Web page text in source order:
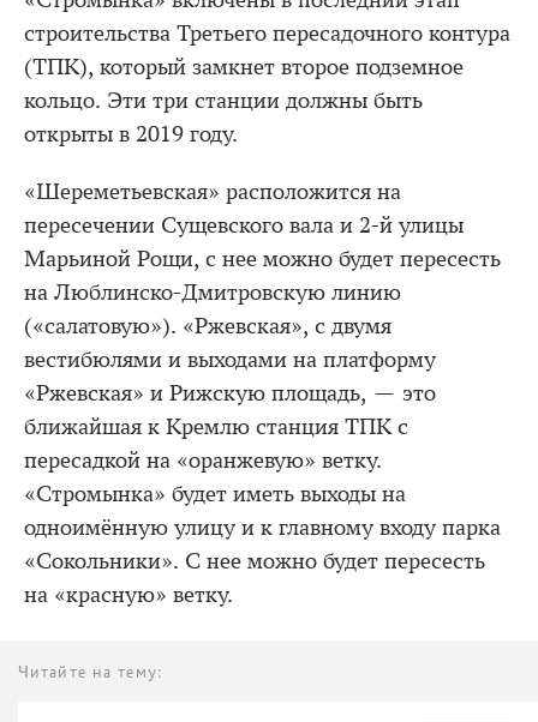
строительства Третьего пересадочного контура
(ТПК), который замкнет второе подземное
кольцо. Эти три станции должны быть
открыты в 2019 году.
«Шереметьевская» расположится на
пересечении Сущевского вала и 2-й улицы
Марьиной Рощи, с нее можно будет пересесть
на Люблинско-Дмитровскую линию
(«салатовую»). «Ржевская», с двумя
вестибюлями и выходами на платформу
«Ржевская» и Рижскую площадь, — это
ближайшая к Кремлю станция ТПК с
пересадкой на «оранжевую» ветку.
«Стромынка» будет иметь выходы на
одноимённую улицу и к главному входу парка
«Сокольники». С нее можно будет пересесть
на «красную» ветку.
Читайте на тему: